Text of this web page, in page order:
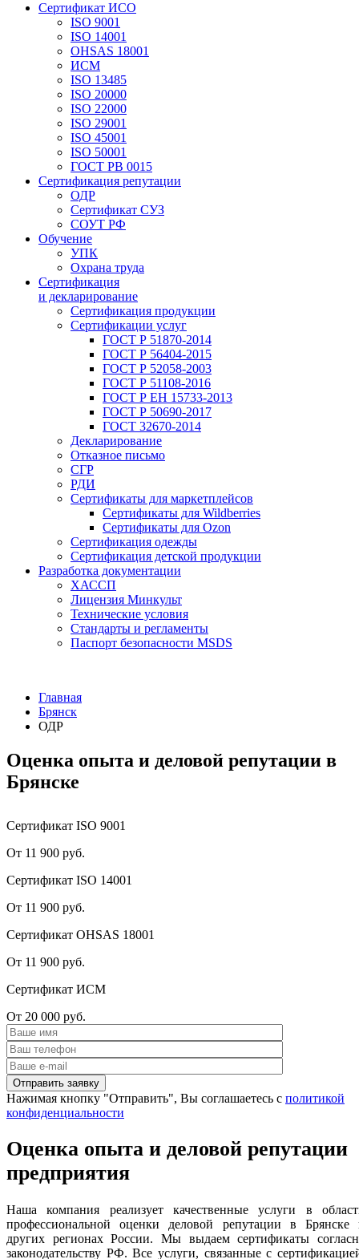
Сертификат ИСО
ISO 9001
ISO 14001
OHSAS 18001
ИСМ
ISO 13485
ISO 20000
ISO 22000
ISO 29001
ISO 45001
ISO 50001
ГОСТ РВ 0015
Сертификация репутации
ОДР
Сертификат СУЗ
СОУТ РФ
Обучение
УПК
Охрана труда
Сертификация
и декларирование
Сертификация продукции
Сертификации услуг
ГОСТ Р 51870-2014
ГОСТ Р 56404-2015
ГОСТ Р 52058-2003
ГОСТ Р 51108-2016
ГОСТ Р ЕН 15733-2013
ГОСТ Р 50690-2017
ГОСТ 32670-2014
Декларирование
Отказное письмо
СГР
РДИ
Сертификаты для маркетплейсов
Сертификаты для Wildberries
Сертификаты для Ozon
Сертификация одежды
Сертификация детской продукции
Разработка документации
ХАССП
Лицензия Минкульт
Технические условия
Стандарты и регламенты
Паспорт безопасности MSDS
Главная
Брянск
ОДР
Оценка опыта и деловой репутации в
Брянске
Сертификат ISO 9001
От 11 900 руб.
Сертификат ISO 14001
От 11 900 руб.
Сертификат OHSAS 18001
От 11 900 руб.
Сертификат ИСМ
От 20 000 руб.
Нажимая кнопку "Отправить", Вы соглашаетесь с политикой
конфиденциальности
Оценка опыта и деловой репутации
предприятия
Наша компания реализует качественные услуги в
профессиональной оценки деловой репутации в Брянске
других регионах России. Мы выдаем сертификаты
законодательству РФ. Все услуги, связанные с